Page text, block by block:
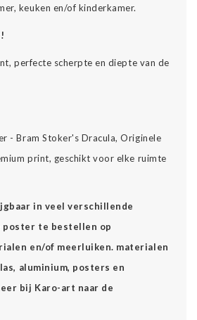
keuken en/of kinderkamer.
perfecte scherpte en diepte van de
- Bram Stoker's Dracula, Originele
print, geschikt voor elke ruimte
in veel verschillende
poster te bestellen op
en/of meerluiken. materialen
aluminium, posters en
bij Karo-art naar de